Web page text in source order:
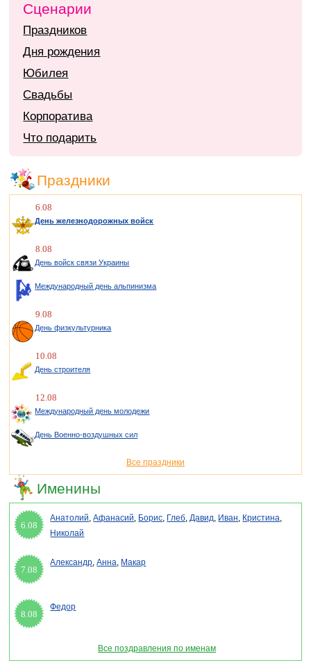
Сценарии
Праздников
Дня рождения
Юбилея
Свадьбы
Корпоратива
Что подарить
Праздники
6.08
День железнодорожных войск
8.08
День войск связи Украины
Международный день альпинизма
9.08
День физкультурника
10.08
День строителя
12.08
Международный день молодежи
День Военно-воздушных сил
Все праздники
Именины
6.08
Анатолий,Афанасий, Борис, Глеб,Давид, Иван, Кристина,
Николай
7.08
Александр,Анна, Макар
8.08
Федор
Все поздравления по именам